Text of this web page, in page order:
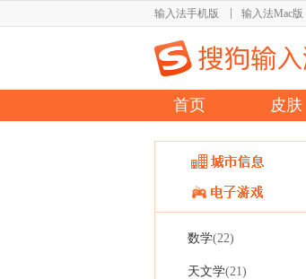
输入法手机版 输入法Mac版
首页 皮肤
数学(22)
天文学(21)